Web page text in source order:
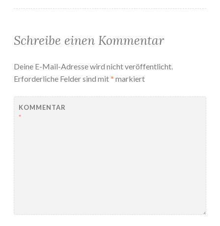
Schreibe einen Kommentar
Deine E-Mail-Adresse wird nicht veröffentlicht.
Erforderliche Felder sind mit* markiert
KOMMENTAR
*